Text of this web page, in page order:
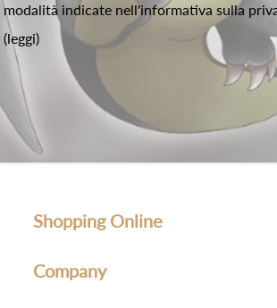
modalità indicate nell'informativa sulla
(leggi)
Shopping Online
Company